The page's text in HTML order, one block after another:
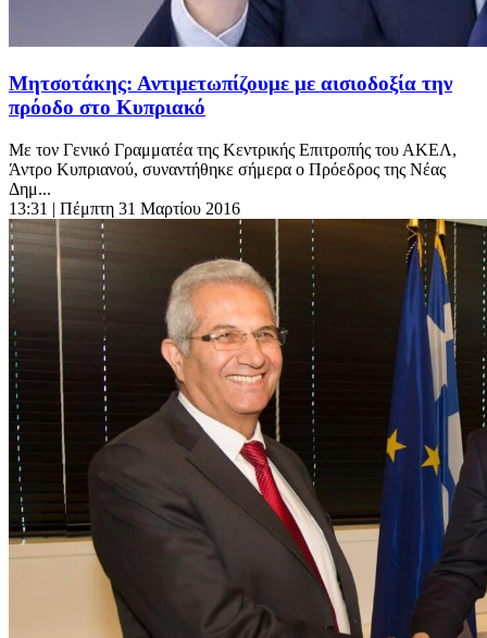
Μητσοτάκης: Αντιμετωπίζουμε με αισιοδοξία την
πρόοδο στο Κυπριακό
Με τον Γενικό Γραμματέα της Κεντρικής Επιτροπής του ΑΚΕΛ,
Άντρο Κυπριανού, συναντήθηκε σήμερα ο Πρόεδρος της Νέας
Δημ...
13:31 | Πέμπτη 31 Μαρτίου 2016